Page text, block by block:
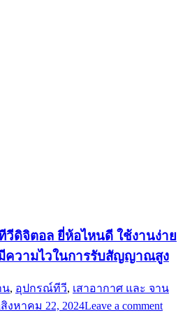
วีดิจิตอล ยี่ห้อไหนดี ใช้งานง่าย
ความไวในการรับสัญญาณสูง
น, อุปกรณ์ทีวี, เสาอากาศ และ จาน
สิงหาคม 22, 2024Leave a comment